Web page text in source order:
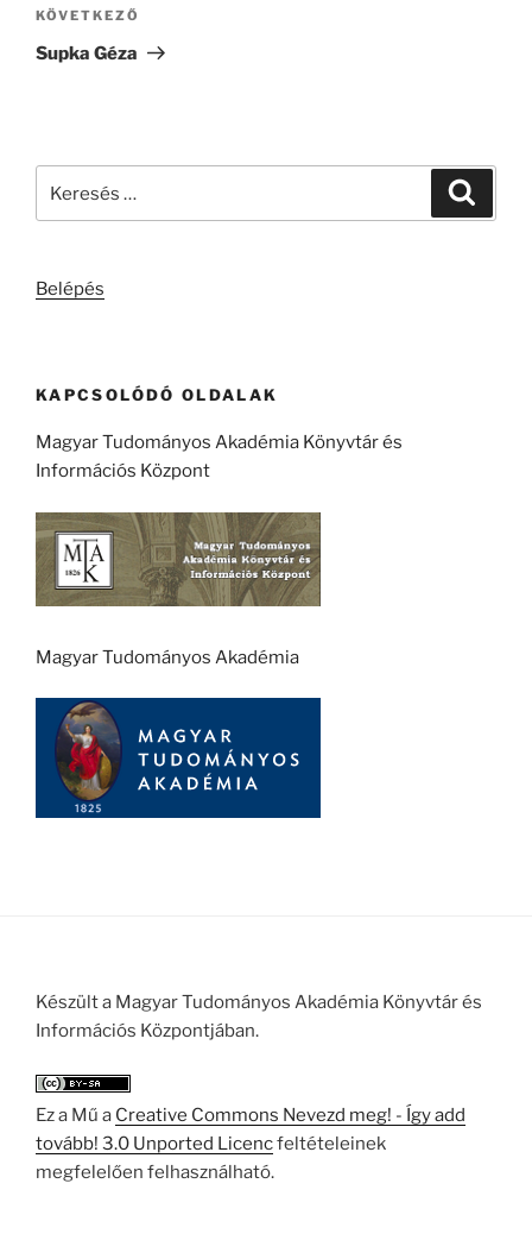
Következő
bejegyzés
KÖVETKEZŐ
Supka Géza
Belépés
KAPCSOLÓDÓ OLDALAK
Magyar Tudományos Akadémia Könyvtár és
Információs Központ
Magyar Tudományos Akadémia
Készült a Magyar Tudományos Akadémia Könyvtár és
Információs Központjában.
Ez a Mű a Creative Commons Nevezd meg! - Így add
tovább! 3.0 Unported Licencfeltételeinek
megfelelően felhasználható.